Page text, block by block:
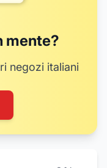
mente?
negozi italiani